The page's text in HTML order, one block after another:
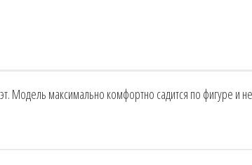
максимально комфортно садится по фигуре и